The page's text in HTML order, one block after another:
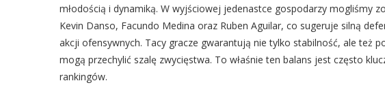
młodością i dynamiką. W wyjściowej jedenastce gospodarzy mogliśmy
Kevin Danso, Facundo Medina oraz Ruben Aguilar, co sugeruje silną
akcji ofensywnych. Tacy gracze gwarantują nie tylko stabilność, ale też
mogą przechylić szalę zwycięstwa. To właśnie ten balans jest często
rankingów.